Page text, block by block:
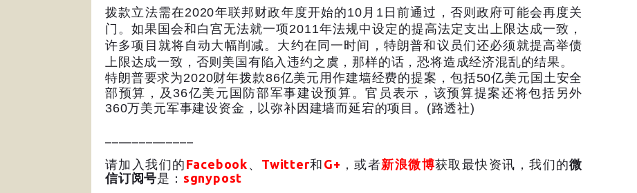
拨款立法需在2020年联邦财政年度开始的10 月 1 日前通过，否则政府可能会再度关
门。如果国会和白宫无法就一项2011年法规中设定的提高法定支出上限达成一致，
许多项目就将自动大幅削减。大约在同一时间，特朗普和议员们还必须就提高举债
上限达成一致，否则美国有陷入违约之虞，那样的话，恐将造成经济混乱的结果。
特朗普要求为2020财年拨款86亿美元用作建墙经费的提案，包括50亿美元国土安全
部预算，及 36亿美元国防部军事建设预算。官员表示，该预算提案还将包括另外
360万美元军事建设资金，以弥补因建墙而延宕的项目。 (路透社)
请加入我们的 Facebook 、 Twitter和 G+ ，或者新浪微博获取最快资讯，我们的微
信订阅号是： sgnypost